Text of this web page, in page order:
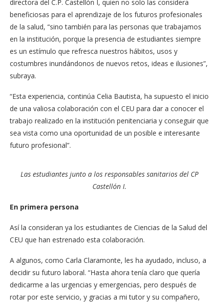
directora del C.P. Castellón I, quien no solo las considera
beneficiosas para el aprendizaje de los futuros profesionales
de la salud, “sino también para las personas que trabajamos
en la institución, porque la presencia de estudiantes siempre
es un estímulo que refresca nuestros hábitos, usos y
costumbres inundándonos de nuevos retos, ideas e ilusiones”,
subraya.
“Esta experiencia, continúa Celia Bautista, ha supuesto el inicio
de una valiosa colaboración con el CEU para dar a conocer el
trabajo realizado en la institución penitenciaria y conseguir que
sea vista como una oportunidad de un posible e interesante
futuro profesional”.
Las estudiantes junto a los responsables sanitarios del CP
Castellón I.
En primera persona
Así la consideran ya los estudiantes de Ciencias de la Salud del
CEU que han estrenado esta colaboración.
A algunos, como Carla Claramonte, les ha ayudado, incluso, a
decidir su futuro laboral. “Hasta ahora tenía claro que quería
dedicarme a las urgencias y emergencias, pero después de
rotar por este servicio, y gracias a mi tutor y su compañero,